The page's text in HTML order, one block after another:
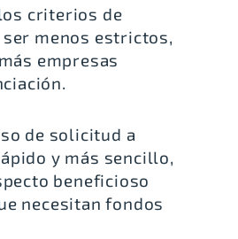
criterios de
menos estrictos,
empresas
de solicitud a
y más sencillo,
beneficioso
necesitan fondos